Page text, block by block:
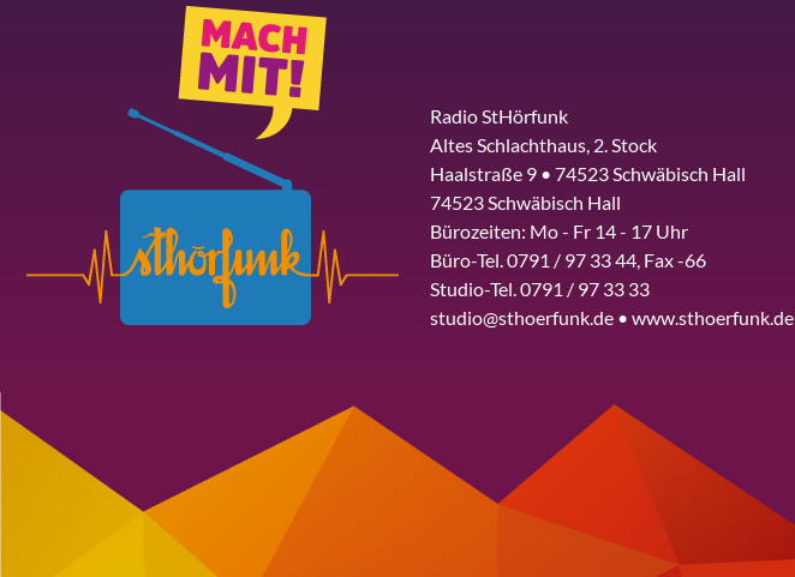
Radio StHörfunk
Altes Schlachthaus, 2. Stock
Haalstraße 9 • 74523 Schwäbisch Hall
74523 Schwäbisch Hall
Bürozeiten: Mo - Fr 14 - 17 Uhr
Büro-Tel. 0791 / 97 33 44, Fax -66
Studio-Tel. 0791 / 97 33 33
studio@sthoerfunk.de • www.sthoerfunk.de